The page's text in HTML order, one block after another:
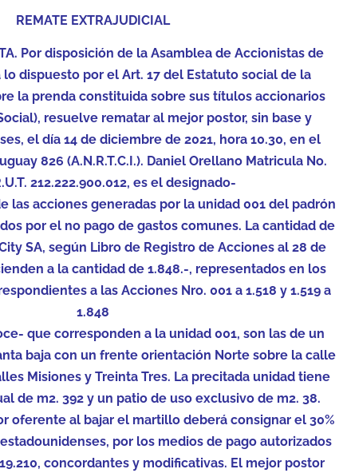
REMATE EXTRAJUDICIAL
Por disposición de la Asamblea de Accionistas de
lo dispuesto por el Art. 17 del Estatuto social de la
la prenda constituida sobre sus títulos accionarios
resuelve rematar al mejor postor, sin base y
el día 14 de diciembre de 2021, hora 10.30, en el
826 (A.N.R.T.C.I.). Daniel Orellano Matricula No.
212.222.900.012, es el designado-
las acciones generadas por la unidad 001 del padrón
por el no pago de gastos comunes. La cantidad de
SA, según Libro de Registro de Acciones al 28 de
a la cantidad de 1.848.-, representados en los
a las Acciones Nro. 001 a 1.518 y 1.519 a
1.848
que corresponden a la unidad 001, son las de un
baja con un frente orientación Norte sobre la calle
Misiones y Treinta Tres. La precitada unidad tiene
de m2. 392 y un patio de uso exclusivo de m2. 38.
oferente al bajar el martillo deberá consignar el 30%
por los medios de pago autorizados
concordantes y modificativas. El mejor postor